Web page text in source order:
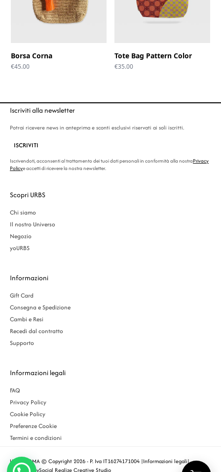
Borsa Corna
€45.00
Tote Bag Pattern Color
€35.00
Iscriviti alla newsletter
Potrai ricevere news in anteprima e sconti esclusivi riservati ai soli iscritti.
ISCRIVITI
Iscrivendoti, acconsenti al trattamento dei tuoi dati personali in conformità alla nostraPrivacy
Policye accetti di ricevere la nostra newsletter.
Scopri URBS
Chi siamo
Il nostro Universo
Negozio
yoURBS
Informazioni
Gift Card
Consegna e Spedizione
Cambi e Resi
Recedi dal contratto
Supporto
Informazioni legali
FAQ
Privacy Policy
Cookie Policy
Preferenze Cookie
Termini e condizioni
URBS ROMA © Copyright 2026 - P. Iva IT16274171004 |Informazioni legali|
Designed bySocial Realize Creative Studio